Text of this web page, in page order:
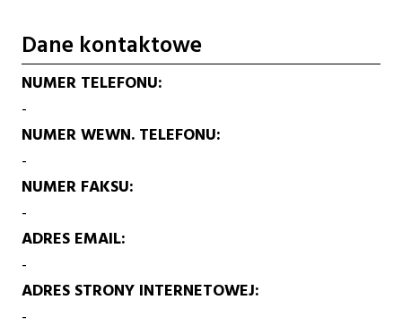
Dane kontaktowe
NUMER TELEFONU
-
NUMER WEWN. TELEFONU
-
NUMER FAKSU
-
ADRES EMAIL
-
ADRES STRONY INTERNETOWEJ
-